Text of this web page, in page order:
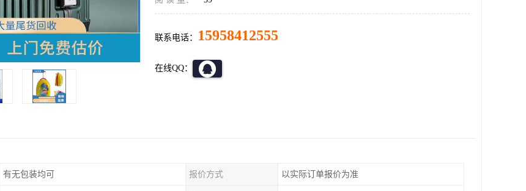
联系电话： 15958412555
在线QQ：
有无包装均可 报价方式 以实际订单报价为准